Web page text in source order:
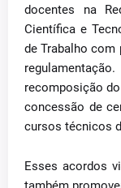
docentes na
Científica e
de Trabalho com
recomposição
concessão de
cursos técnicos
Esses acordos